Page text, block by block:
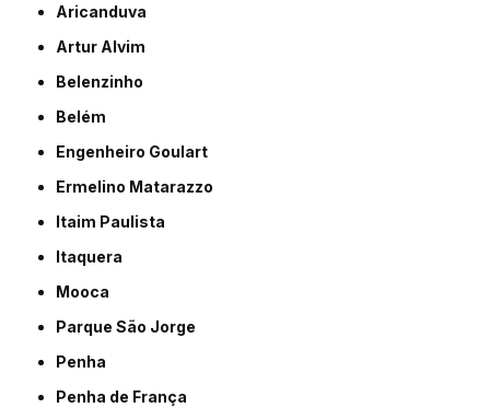
Aricanduva
Artur Alvim
Belenzinho
Belém
Engenheiro Goulart
Ermelino Matarazzo
Itaim Paulista
Itaquera
Mooca
Parque São Jorge
Penha
Penha de França